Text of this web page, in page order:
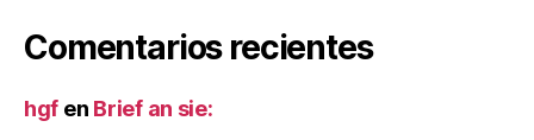
Comentarios recientes
hgf en Brief an sie: